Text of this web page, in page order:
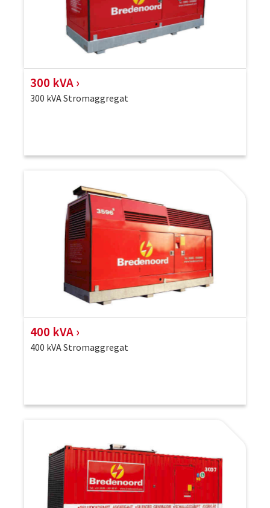
300 kVA
300 kVA Stromaggregat
400 kVA
400 kVA Stromaggregat